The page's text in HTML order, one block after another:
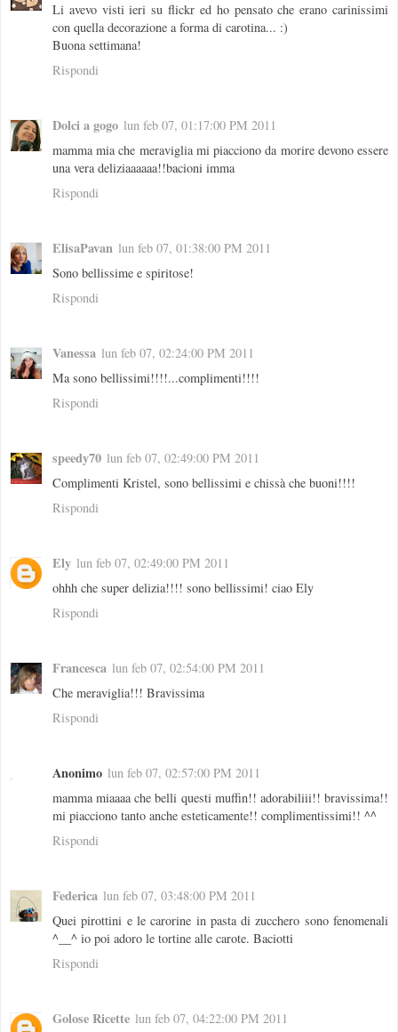
Li avevo visti ieri su flickr ed ho pensato che erano carinissimi
con quella decorazione a forma di carotina... :)
Buona settimana!
Rispondi
Dolci a gogo lun feb 07, 01:17:00 PM 2011
mamma mia che meraviglia mi piacciono da morire devono essere
una vera deliziaaaaaa!!bacioni imma
Rispondi
ElisaPavan lun feb 07, 01:38:00 PM 2011
Sono bellissime e spiritose!
Rispondi
Vanessa lun feb 07, 02:24:00 PM 2011
Ma sono bellissimi!!!!...complimenti!!!!
Rispondi
speedy70 lun feb 07, 02:49:00 PM 2011
Complimenti Kristel, sono bellissimi e chissà che buoni!!!!
Rispondi
Ely lun feb 07, 02:49:00 PM 2011
ohhh che super delizia!!!! sono bellissimi! ciao Ely
Rispondi
Francesca lun feb 07, 02:54:00 PM 2011
Che meraviglia!!! Bravissima
Rispondi
Anonimo lun feb 07, 02:57:00 PM 2011
mamma miaaaa che belli questi muffin!! adorabiliii!! bravissima!!
mi piacciono tanto anche esteticamente!! complimentissimi!! ^^
Rispondi
Federica lun feb 07, 03:48:00 PM 2011
Quei pirottini e le carorine in pasta di zucchero sono fenomenali
^__^ io poi adoro le tortine alle carote. Baciotti
Rispondi
Golose Ricette lun feb 07, 04:22:00 PM 2011